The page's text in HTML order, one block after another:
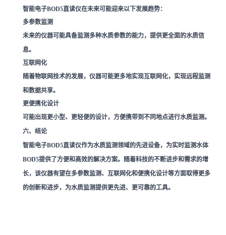
智能电子BOD5直读仪在未来可能迎来以下发展趋势：
多参数监测
未来的仪器可能具备监测多种水质参数的能力，提供更全面的水质信
息。
互联网化
随着物联网技术的发展，仪器可能更多地实现互联网化，实现远程监测
和数据共享。
更便携化设计
可能出现更小型、更轻便的设计，方便携带到不同地点进行水质监测。
六、结论
智能电子BOD5直读仪作为水质监测领域的先进设备，为实时监测水体
BOD5提供了方便和高效的解决方案。随着科技的不断进步和需求的增
长，该仪器有望在多参数监测、互联网化和便携化设计等方面取得更多
的创新和进步，为水质监测提供更先进、更可靠的工具。